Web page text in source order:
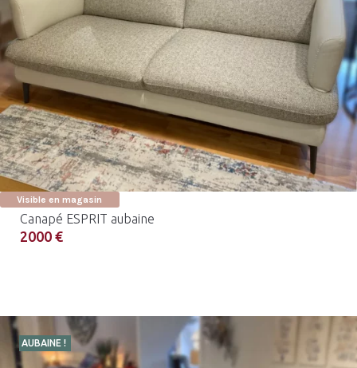
Visible en magasin
Canapé ESPRIT aubaine
2000 €
AUBAINE !